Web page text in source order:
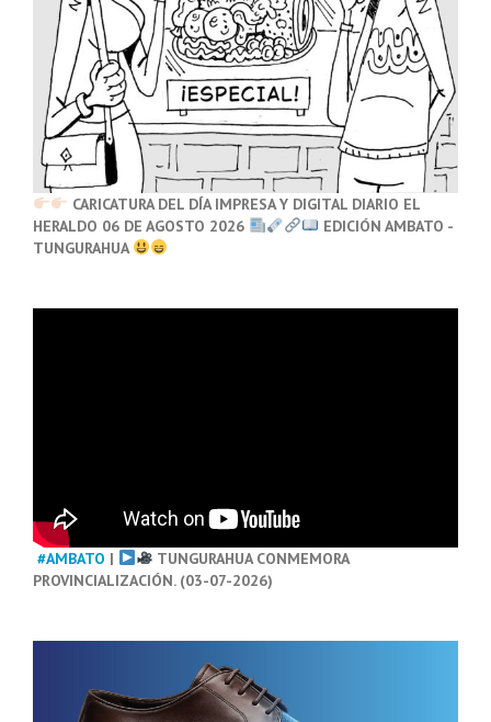
CARICATURA DEL DÍA IMPRESA Y DIGITAL DIARIO EL
HERALDO 06 DE AGOSTO 2026
EDICIÓN AMBATO -
TUNGURAHUA
#AMBATO |
TUNGURAHUA CONMEMORA
PROVINCIALIZACIÓN. (03-07-2026)